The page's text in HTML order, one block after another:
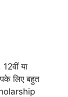
या
लिए बहुत